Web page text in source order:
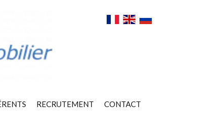
RECRUTEMENT CONTACT